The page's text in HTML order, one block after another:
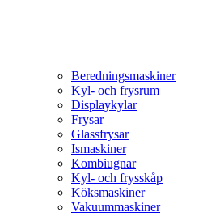
Beredningsmaskiner
Kyl- och frysrum
Displaykylar
Frysar
Glassfrysar
Ismaskiner
Kombiugnar
Kyl- och frysskåp
Köksmaskiner
Vakuummaskiner